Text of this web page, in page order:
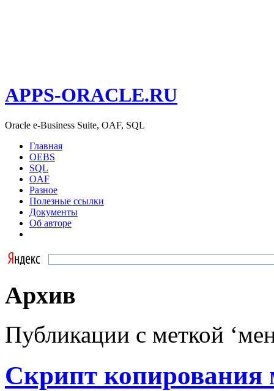
APPS-ORACLE.RU
Oracle e-Business Suite, OAF, SQL
Главная
OEBS
SQL
OAF
Разное
Полезные ссылки
Документы
Об авторе
Архив
Публикации с меткой
Скрипт копирования